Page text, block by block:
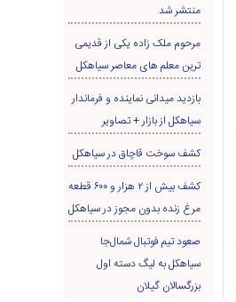
منتشر شد
مرحوم ملک زاده یکی از قدیمی
ترین معلم های معاصر سیاهکل
بازدید میدانی نماینده و فرماندار
سیاهکل از بازار + تصاویر
کشف سوخت قاچاق در سياهکل
کشف بیش از ۲ هزار و ۶۰۰ قطعه
مرغ زنده بدون مجوز در سیاهکل
صعود تیم فوتبال شمال‌جا‌
سیاهکل به لیگ دسته اول
بزرگسالان گیلان